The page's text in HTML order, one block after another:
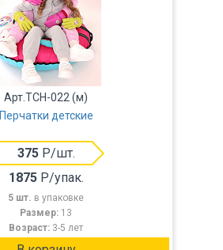
Арт.TCH-022 (м)
Перчатки детские
375Р/шт.
1875Р/упак.
5 шт. в упаковке
Размер: 13
Возраст: 3-5 лет